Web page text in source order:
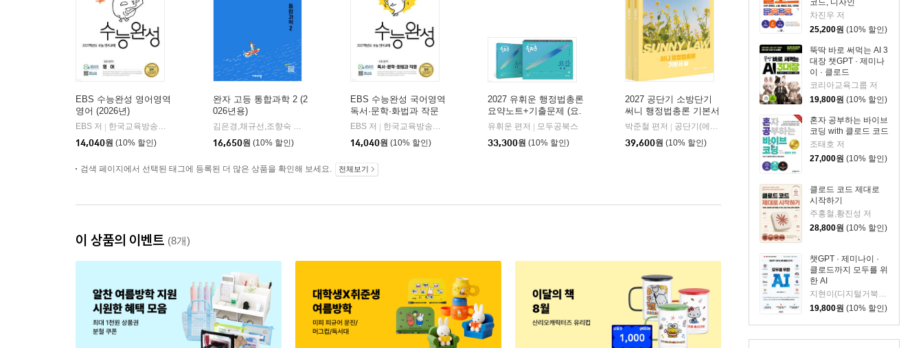
코드, 디자인
차진우 저
25,200원 (10% 할인)
뚝딱 바로 써먹는 AI 3
대장 챗GPT · 제미나
이 · 클로드
코리아교육그룹 저
19,800원 (10% 할인)
혼자 공부하는 바이브
코딩 with 클로드 코드
조태호 저
27,000원 (10% 할인)
클로드 코드 제대로
시작하기
주홍철,황진성 저
28,800원 (10% 할인)
챗GPT · 제미나이 ·
클로드까지 모두를 위
한 AI
지현이(디지털거북이) 저
19,800원 (10% 할인)
EBS 수능완성 영어영역
영어 (2026년)
EBS 저
한국교육방송공사
14,040원 (10% 할인)
완자 고등 통합과학 2 (2
026년용)
김은경,채규선,조향숙 등저
16,650원 (10% 할인)
EBS 수능완성 국어영역
독서·문학·화법과 작문
(2026년)
EBS 저
한국교육방송공사
14,040원 (10% 할인)
2027 유휘운 행정법총론
요약노트+기출문제 (요.
플.)
유휘운 편저
모두공북스
33,300원 (10% 할인)
2027 공단기 소방단기
써니 행정법총론 기본서
박준철 편저
공단기(에스티유니타스)
39,600원 (10% 할인)
검색 페이지에서 선택된 태그에 등록된 더 많은 상품을 확인해 보세요. 전체보기
이 상품의 이벤트 (8개)